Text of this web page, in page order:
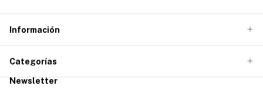
Información
Categorías
Newsletter